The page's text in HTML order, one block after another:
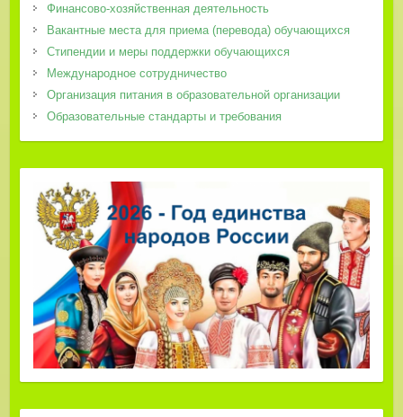
Финансово-хозяйственная деятельность
Вакантные места для приема (перевода) обучающихся
Стипендии и меры поддержки обучающихся
Международное сотрудничество
Организация питания в образовательной организации
Образовательные стандарты и требования